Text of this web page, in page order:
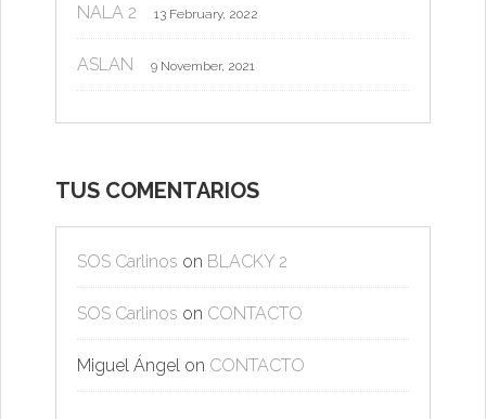
NALA 2 13 February, 2022
ASLAN 9 November, 2021
TUS COMENTARIOS
SOS Carlinos on BLACKY 2
SOS Carlinos on CONTACTO
Miguel Ángelon CONTACTO